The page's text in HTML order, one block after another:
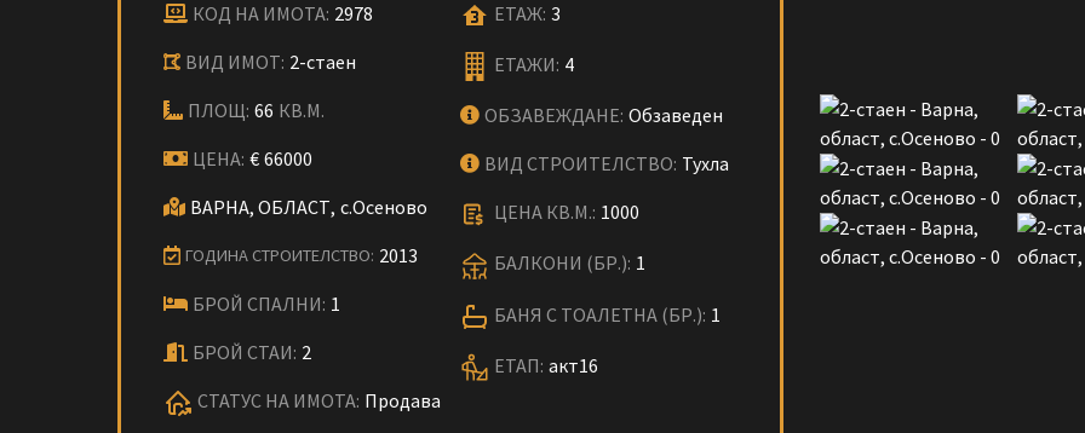
КОД НА ИМОТА: 2978
ВИД ИМОТ: 2-стаен
ПЛОЩ: 66 КВ.М.
ЦЕНА: € 66000
ВАРНА, ОБЛАСТ, с.Осеново
ГОДИНА СТРОИТЕЛСТВО: 2013
БРОЙ СПАЛНИ: 1
БРОЙ СТАИ: 2
СТАТУС НА ИМОТА: Продава
ЕТАЖ: 3
ЕТАЖИ: 4
ОБЗАВЕЖДАНЕ: Обзаведен
ВИД СТРОИТЕЛСТВО: Тухла
ЦЕНА КВ.М.: 1000
БАЛКОНИ (БР.): 1
БАНЯ С ТОАЛЕТНА (БР.): 1
ЕТАП: акт16